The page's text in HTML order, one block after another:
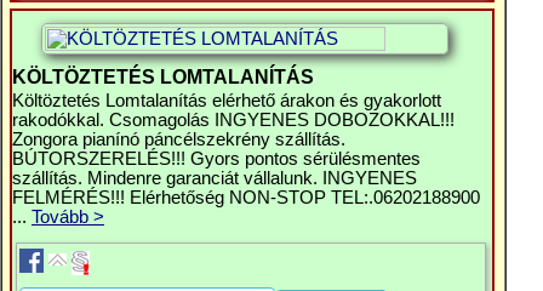
KÖLTÖZTETÉS LOMTALANÍTÁS
Költöztetés Lomtalanítás elérhető árakon és gyakorlott
rakodókkal. Csomagolás INGYENES DOBOZOKKAL!!!
Zongora pianínó páncélszekrény szállítás.
BÚTORSZERELÉS!!! Gyors pontos sérülésmentes
szállítás. Mindenre garanciát vállalunk. INGYENES
FELMÉRÉS!!! Elérhetőség NON-STOP TEL:.06202188900
... Tovább >